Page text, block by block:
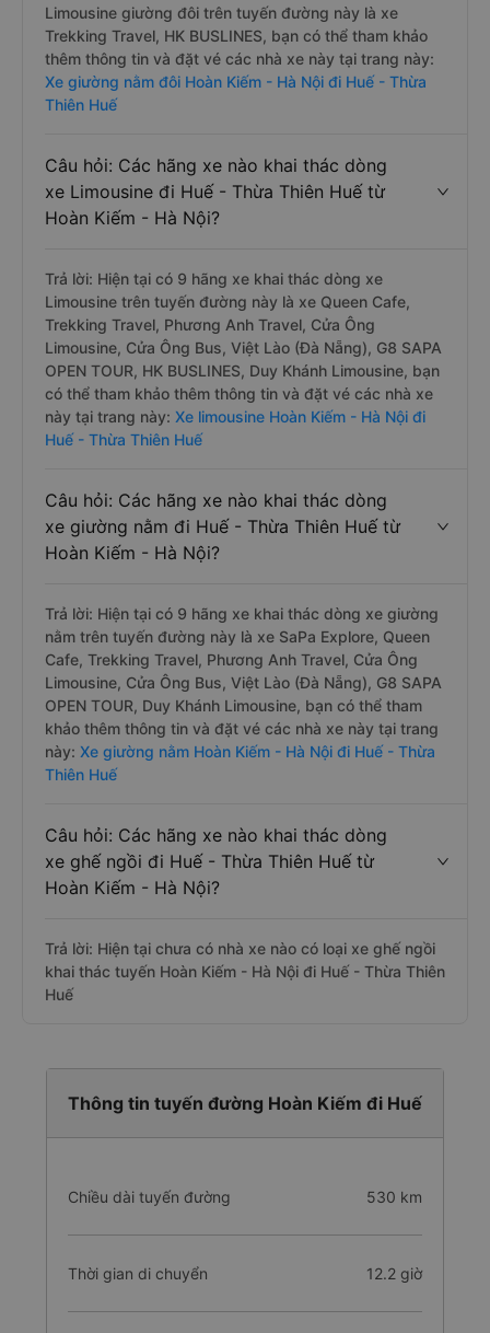
Limousine giường đôi trên tuyến đường này là xe
Trekking Travel, HK BUSLINES, bạn có thể tham khảo
thêm thông tin và đặt vé các nhà xe này tại trang này:
Xe giường nằm đôi Hoàn Kiếm - Hà Nội đi Huế - Thừa
Thiên Huế
Câu hỏi: Các hãng xe nào khai thác dòng
xe Limousine đi Huế - Thừa Thiên Huế từ
Hoàn Kiếm - Hà Nội?
Trả lời: Hiện tại có 9 hãng xe khai thác dòng xe
Limousine trên tuyến đường này là xe Queen Cafe,
Trekking Travel, Phương Anh Travel, Cửa Ông
Limousine, Cửa Ông Bus, Việt Lào (Đà Nẵng), G8 SAPA
OPEN TOUR, HK BUSLINES, Duy Khánh Limousine, bạn
có thể tham khảo thêm thông tin và đặt vé các nhà xe
này tại trang này: Xe limousine Hoàn Kiếm - Hà Nội đi
Huế - Thừa Thiên Huế
Câu hỏi: Các hãng xe nào khai thác dòng
xe giường nằm đi Huế - Thừa Thiên Huế từ
Hoàn Kiếm - Hà Nội?
Trả lời: Hiện tại có 9 hãng xe khai thác dòng xe giường
nằm trên tuyến đường này là xe SaPa Explore, Queen
Cafe, Trekking Travel, Phương Anh Travel, Cửa Ông
Limousine, Cửa Ông Bus, Việt Lào (Đà Nẵng), G8 SAPA
OPEN TOUR, Duy Khánh Limousine, bạn có thể tham
khảo thêm thông tin và đặt vé các nhà xe này tại trang
này: Xe giường nằm Hoàn Kiếm - Hà Nội đi Huế - Thừa
Thiên Huế
Câu hỏi: Các hãng xe nào khai thác dòng
xe ghế ngồi đi Huế - Thừa Thiên Huế từ
Hoàn Kiếm - Hà Nội?
Trả lời: Hiện tại chưa có nhà xe nào có loại xe ghế ngồi
khai thác tuyến Hoàn Kiếm - Hà Nội đi Huế - Thừa Thiên
Huế
Thông tin tuyến đường Hoàn Kiếm đi Huế
Chiều dài tuyến đường 530 km
Thời gian di chuyển 12.2 giờ